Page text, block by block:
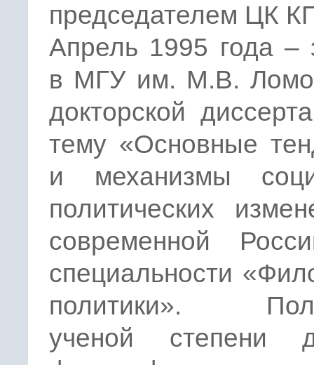
председателем ЦК
Апрель 1995 года –
в МГУ им. М.В.
докторской
тему «Основные
и механизмы
политических
современной
специальности
политики».
ученой степени